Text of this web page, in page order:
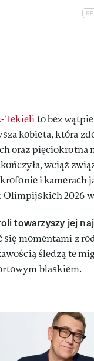
Tekielito bez
kobieta, która
oraz pięciokrotna
wciąż
i kamerach
2026
towarzyszy jej
momentami z
śledzą te
blaskiem.